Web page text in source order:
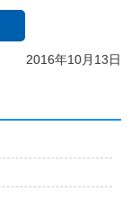
2016年10月13日